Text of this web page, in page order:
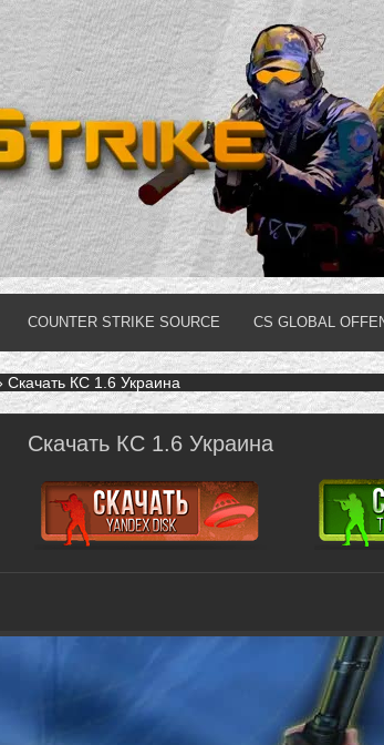
COUNTER STRIKE SOURCE CS GLOBAL
Скачать КС 1.6 Украина
Скачать КС 1.6 Украина